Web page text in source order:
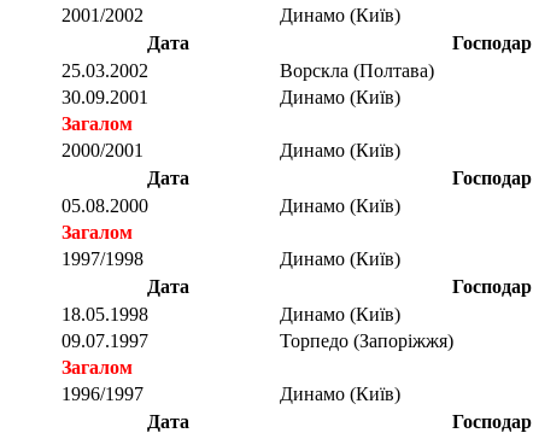
2001/2002
Динамо (Київ)
Дата
Господар
25.03.2002
Ворскла (Полтава)
30.09.2001
Динамо (Київ)
Загалом
2000/2001
Динамо (Київ)
Дата
Господар
05.08.2000
Динамо (Київ)
Загалом
1997/1998
Динамо (Київ)
Дата
Господар
18.05.1998
Динамо (Київ)
09.07.1997
Торпедо (Запоріжжя)
Загалом
1996/1997
Динамо (Київ)
Дата
Господар